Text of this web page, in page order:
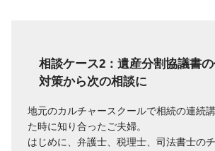
相談ケース2：遺産分割協議書
対策から次の相談に
地元のカルチャースクールで相続の連続
た時に知り合ったご夫婦。
はじめに、弁護士、税理士、司法書士の